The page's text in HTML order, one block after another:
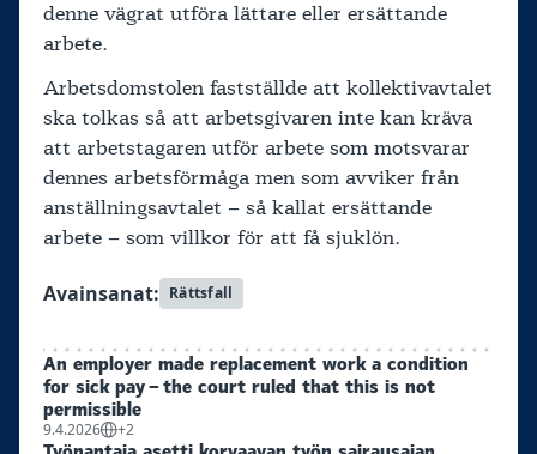
denne vägrat utföra lättare eller ersättande
arbete.
Arbetsdomstolen fastställde att kollektivavtalet
ska tolkas så att arbetsgivaren inte kan kräva
att arbetstagaren utför arbete som motsvarar
dennes arbetsförmåga men som avviker från
anställningsavtalet – så kallat ersättande
arbete – som villkor för att få sjuklön.
Avainsanat: Rättsfall
An employer made replacement work a condition
for sick pay – the court ruled that this is not
permissible
9.4.2026 +2